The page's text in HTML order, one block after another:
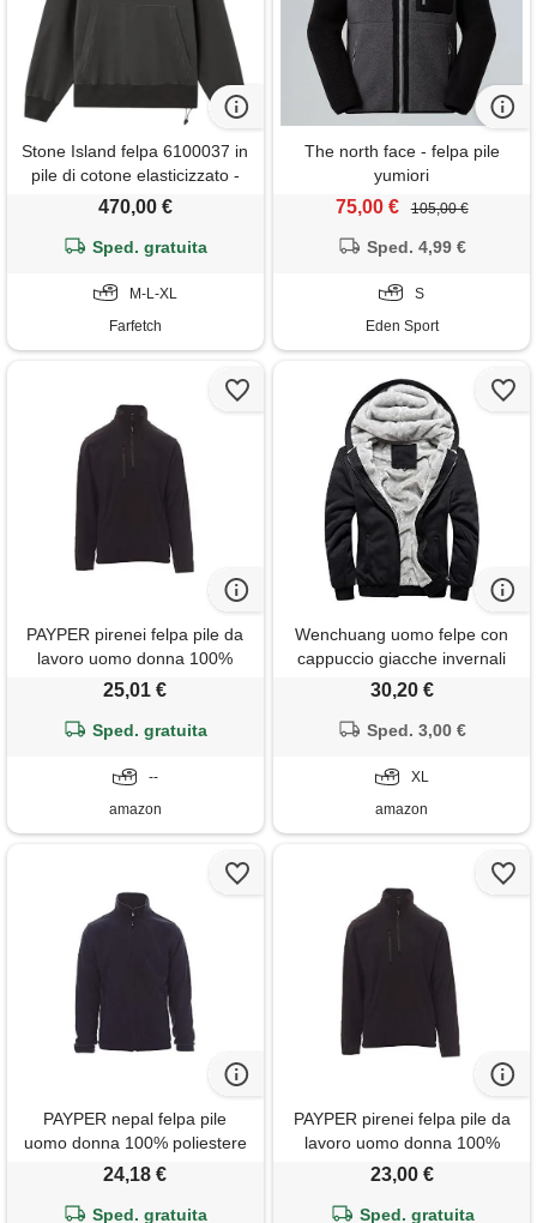
Stone Island felpa 6100037 in
pile di cotone elasticizzato -
grigio
470,00 €
Sped. gratuita
M-L-XL
Farfetch
The north face - felpa pile
yumiori
75,00 € 105,00 €
Sped. 4,99 €
S
Eden Sport
PAYPER pirenei felpa pile da
lavoro uomo donna 100%
poliestere mezza chiusura zip
frontale nero (l)
25,01 €
Sped. gratuita
--
amazon
Wenchuang uomo felpe con
cappuccio giacche invernali
caldo spesso zip cappotto
30,20 €
Sped. 3,00 €
XL
amazon
PAYPER nepal felpa pile
uomo donna 100% poliestere
chiusura zip elastici stringi
(xl)
24,18 €
Sped. gratuita
PAYPER pirenei felpa pile da
lavoro uomo donna 100%
poliestere mezza chiusura zip
frontale nero (m)
23,00 €
Sped. gratuita